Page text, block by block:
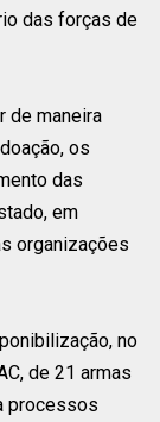
das forças de
de maneira
os
das
em
organizações
no
de 21 armas
processos